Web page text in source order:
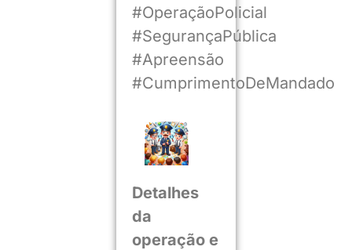
#OperaçãoPolicial
#SegurançaPública
#Apreensão
#CumprimentoDeMandado
Detalhes
da
operação e